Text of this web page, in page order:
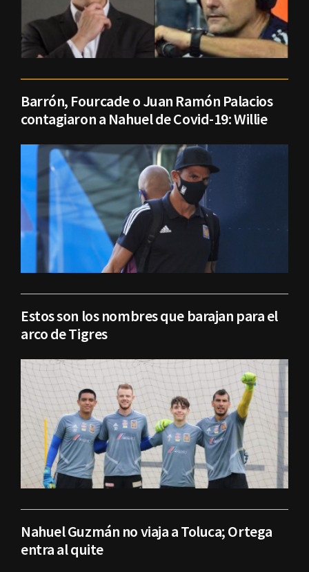
Barrón, Fourcade o Juan Ramón Palacios
contagiaron a Nahuel de Covid-19: Willie
Estos son los nombres que barajan para el
arco de Tigres
Nahuel Guzmán no viaja a Toluca; Ortega
entra al quite